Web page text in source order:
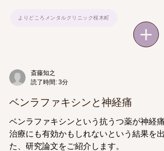
よりどころメンタルクリニック桜木町
斎藤知之
読了時間: 3分
ベンラファキシンと神経痛
ベンラファキシンという抗うつ薬が神経痛
治療にも有効かもしれないという結果を出
た、研究論文をご紹介します。